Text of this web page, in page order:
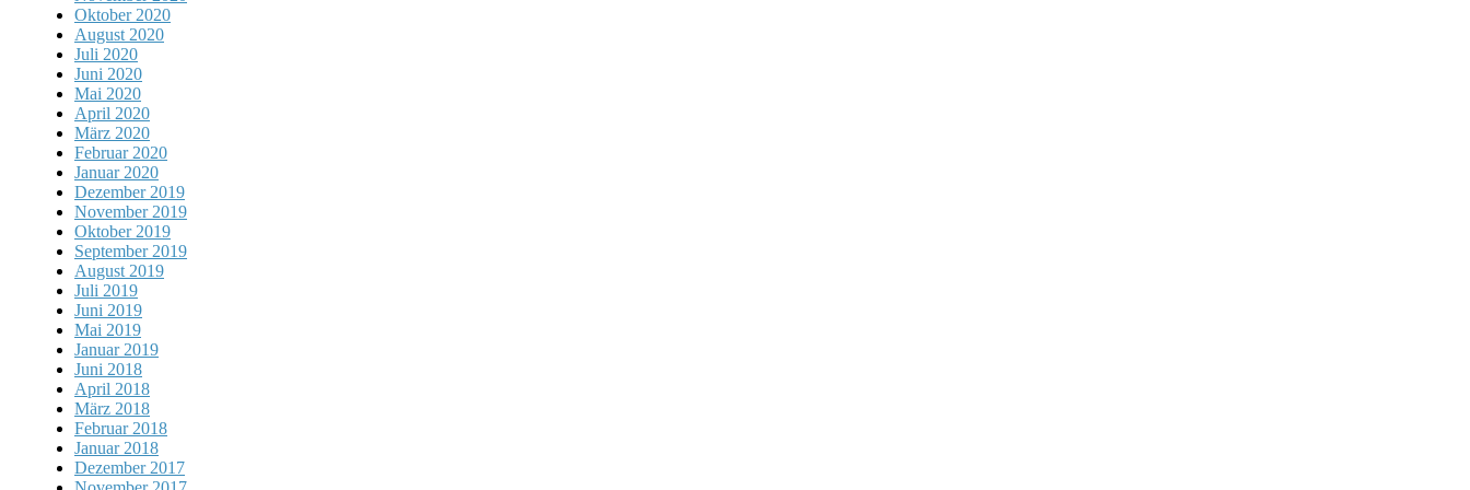
Oktober 2020
August 2020
Juli 2020
Juni 2020
Mai 2020
April 2020
März 2020
Februar 2020
Januar 2020
Dezember 2019
November 2019
Oktober 2019
September 2019
August 2019
Juli 2019
Juni 2019
Mai 2019
Januar 2019
Juni 2018
April 2018
März 2018
Februar 2018
Januar 2018
Dezember 2017